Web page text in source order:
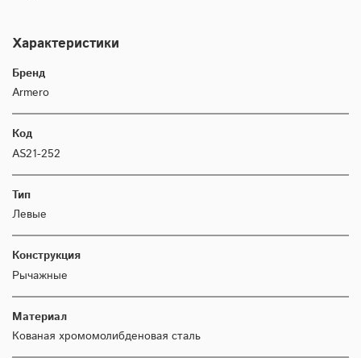
Характеристики
Бренд
Armero
Код
AS21-252
Тип
Левые
Конструкция
Рычажные
Материал
Кованая хромомолибденовая сталь